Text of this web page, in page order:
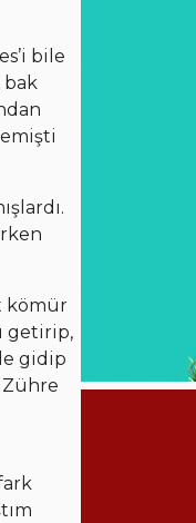
bile
bak
kömür
getirip,
gidip
Zühre